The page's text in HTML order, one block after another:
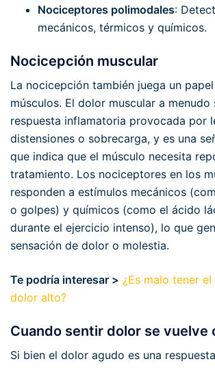
Nociceptores polimodales:
mecánicos, térmicos y químicos.
Nocicepción muscular
La nocicepción también juega un
músculos. El dolor muscular a menudo
respuesta inflamatoria provocada por
distensiones o sobrecarga, y es una
que indica que el músculo necesita
tratamiento. Los nociceptores en los
responden a estímulos mecánicos
o golpes) y químicos (como el ácido
durante el ejercicio intenso), lo que
sensación de dolor o molestia.
Te podría interesar > ¿Es malo tener
dolor alto?
Cuando sentir dolor se vuelve
Si bien el dolor agudo es una